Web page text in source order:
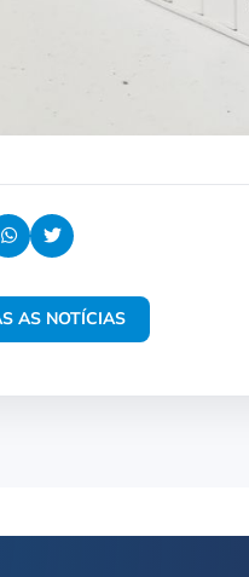
AS NOTÍCIAS